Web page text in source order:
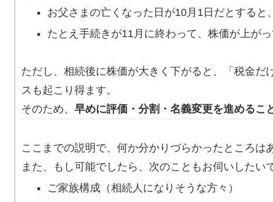
お父さまの亡くなった日が10月1日だとすると
たとえ手続きが11月に終わって、株価が上が
ただし、相続後に株価が大きく下がると、「税金
スも起こり得ます。
そのため、 早めに評価・分割・名義変更を進めるこ
ここまでの説明で、何か分かりづらかったところは
また、もし可能でしたら、次のこともお伺いしたい
ご家族構成（相続人になりそうな方々）